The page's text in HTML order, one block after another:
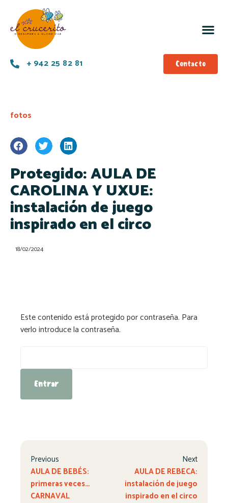
+ 942 25 82 81 Contacto
fotos
Protegido: AULA DE
CAROLINA Y UXUE:
instalación de juego
inspirado en el circo
18/02/2024
Este contenido está protegido por contraseña. Para
verlo introduce la contraseña.
Previous
AULA DE BEBÉS:
primeras veces…
CARNAVAL
Next
AULA DE REBECA:
instalación de juego
inspirado en el circo